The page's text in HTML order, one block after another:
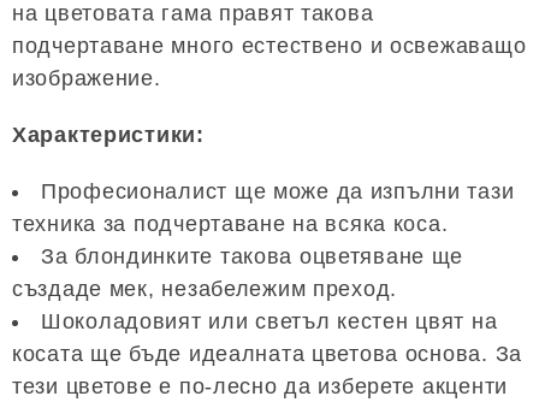
на цветовата гама правят такова
подчертаване много естествено и освежаващо
изображение.
Характеристики:
Професионалист ще може да изпълни тази
техника за подчертаване на всяка коса.
За блондинките такова оцветяване ще
създаде мек, незабележим преход.
Шоколадовият или светъл кестен цвят на
косата ще бъде идеалната цветова основа. За
тези цветове е по-лесно да изберете акценти